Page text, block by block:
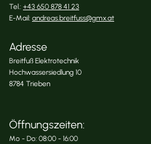
Tel.: +43 650 878 41 23
E-Mail: andreas.breitfuss@gmx.at
Adresse
Breitfuß Elektrotechnik
Hochwassersiedlung 10
8784 Trieben
Öffnungszeiten:
Mo - Do: 08:00 - 16:00